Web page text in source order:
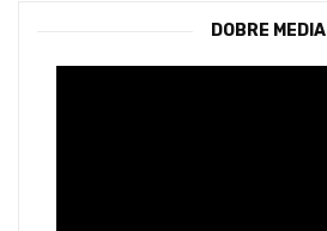
DOBRE MEDIA